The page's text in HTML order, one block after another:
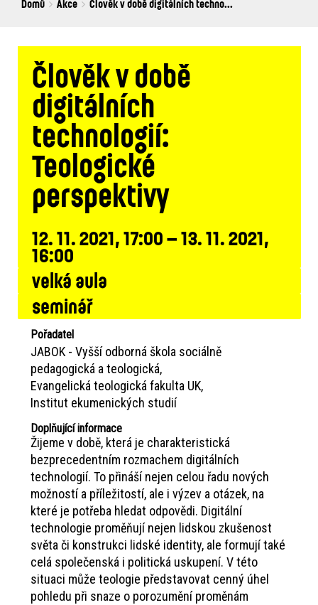
Breadcrumbs
You
Domů Akce Člověk v době digitálních techno...
Člověk v době
digitálních
technologií:
Teologické
perspektivy
12. 11. 2021, 17:00 – 13. 11. 2021,
16:00
velká aula
seminář
Pořadatel
JABOK - Vyšší odborná škola sociálně
pedagogická a teologická
Evangelická teologická fakulta UK
Institut ekumenických studií
Doplňující informace
Žijeme v době, která je charakteristická
bezprecedentním rozmachem digitálních
technologií. To přináší nejen celou řadu nových
možností a příležitostí, ale i výzev a otázek, na
které je potřeba hledat odpovědi. Digitální
technologie proměňují nejen lidskou zkušenost
světa či konstrukci lidské identity, ale formují také
celá společenská i politická uskupení. V této
situaci může teologie představovat cenný úhel
pohledu při snaze o porozumění proměnám